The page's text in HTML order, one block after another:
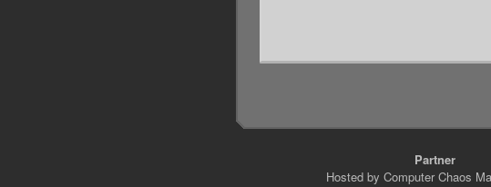
Partner
Hosted by Computer Chaos